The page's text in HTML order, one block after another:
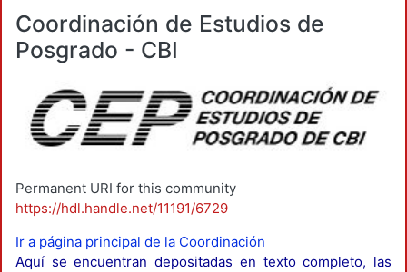
Coordinación de Estudios de
Posgrado - CBI
Permanent URI for this community
https://hdl.handle.net/11191/6729
Ir a página principal de la Coordinación
Aquí se encuentran depositadas en texto completo, las